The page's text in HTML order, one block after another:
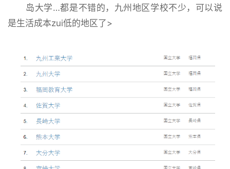
岛大学…都是不错的，九州地区学校不少，可以说
是生活成本zui低的地区了>